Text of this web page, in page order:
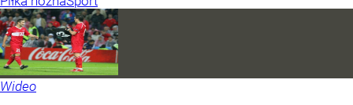
Wideo